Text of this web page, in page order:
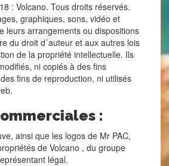
: Volcano. Tous droits réservés.
graphiques, sons, vidéo et
leurs arrangements ou dispositions
du droit d´auteur et aux autres lois
de la propriété intellectuelle. Ils
ni copiés à des fins
fins de reproduction, ni utilisés
:
ainsi que les logos de Mr PAC,
de Volcano , du groupe
légal.